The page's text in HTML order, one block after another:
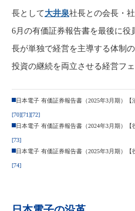
長として大井泉社長との会長・
6月の有価証券報告書を最後に役
長が単独で経営を主導する体制
投資の継続を両立させる経営フ
日本電子 有価証券報告書（2025年3月期）【
[70][71][72]
日本電子 有価証券報告書（2024年3月期）【
[73]
日本電子 有価証券報告書（2025年3月期）【
[74]